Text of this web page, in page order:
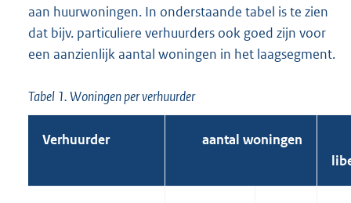
aan huurwoningen. In onderstaande tabel is te zien
dat bijv. particuliere verhuurders ook goed zijn voor
een aanzienlijk aantal woningen in het laagsegment.
Tabel 1. Woningen per verhuurder
Verhuurder
aantal woningen